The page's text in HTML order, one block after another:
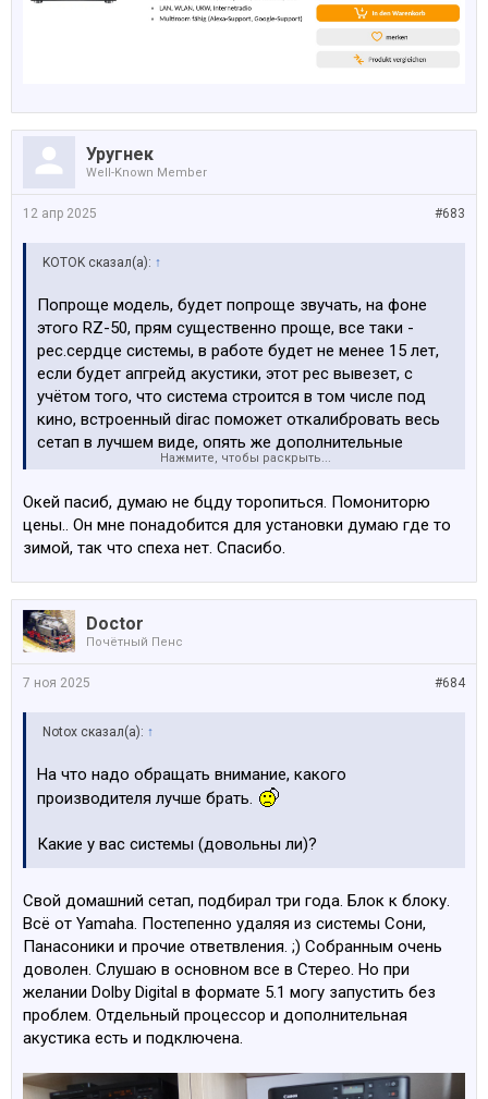
Уругнек
Well-Known Member
#683
12 апр 2025
KOTOK сказал(а): ↑
Попроще модель, будет попроще звучать, на фоне
этого RZ-50, прям существенно проще, все таки -
рес.сердце системы, в работе будет не менее 15 лет,
если будет апгрейд акустики, этот рес вывезет, с
учётом того, что система строится в том числе под
кино, встроенный dirac поможет откалибровать весь
сетап в лучшем виде, опять же дополнительные
выхода всегда не будут лишними, при подключении
гуманна, но в Европе иногда бывают существенные
скидки, в феврале брали на computeruniverse.de по
такой цене.
Посмотреть вложение 183450
Нажмите, чтобы раскрыть...
Окей пасиб, думаю не бцду торопиться. Помониторю
цены.. Он мне понадобится для установки думаю где то
зимой, так что спеха нет. Спасибо.
Doctor
Почётный Пенс
#684
7 ноя 2025
Notox сказал(а): ↑
На что надо обращать внимание, какого
производителя лучше брать.
Какие у вас системы (довольны ли)?
Свой домашний сетап, подбирал три года. Блок к блоку.
Всё от Yamaha. Постепенно удаляя из системы Сони,
Панасоники и прочие ответвления. ;) Собранным очень
доволен. Слушаю в основном все в Стерео. Но при
желании Dolby Digital в формате 5.1 могу запустить без
проблем. Отдельный процессор и дополнительная
акустика есть и подключена.